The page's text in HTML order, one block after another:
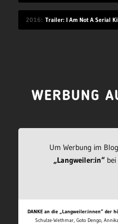
2016 Trailer: I Am Not A Serial
WERBUNG
Um Werbung im
„Langweiler:in“bei
DANKE an die „Langweiler:innen“ der
Schulze-Wethmar, Goto Dengo,